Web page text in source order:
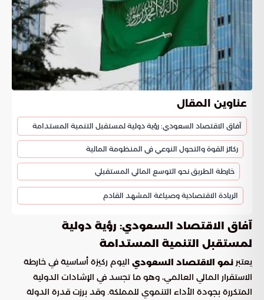
عناوين المقال
آفاق الاقتصاد السعودي: رؤية دولية لمستقبل التنمية المستدامة
ركائز القوة والتحول النوعي في المنظومة المالية
خارطة الطريق نحو التوسع المالي المستقبلي
الريادة الاقتصادية وصياغة المشهد القادم
آفاق الاقتصاد السعودي: رؤية دولية
لمستقبل التنمية المستدامة
يعتبر نمو الاقتصاد السعودي اليوم ركيزة أساسية في خارطة
الاستقرار المالي العالمي، وهو ما تجسد في الإشادات الدولية
المتكررة بجودة الأداء التنموي للمملكة. وقد برزت قدرة الدولة